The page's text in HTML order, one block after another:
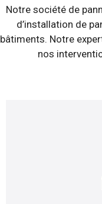
Notre société de
d’installation de
bâtiments. Notre
nos